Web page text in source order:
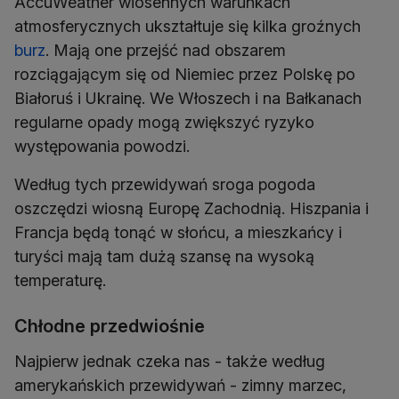
atmosferycznych ukształtuje się kilka groźnych
burz. Mają one przejść nad obszarem
rozciągającym się od Niemiec przez Polskę po
Białoruś i Ukrainę. We Włoszech i na Bałkanach
regularne opady mogą zwiększyć ryzyko
występowania powodzi.
Według tych przewidywań sroga pogoda
oszczędzi wiosną Europę Zachodnią. Hiszpania i
Francja będą tonąć w słońcu, a mieszkańcy i
turyści mają tam dużą szansę na wysoką
temperaturę.
Chłodne przedwiośnie
Najpierw jednak czeka nas - także według
amerykańskich przewidywań - zimny marzec,